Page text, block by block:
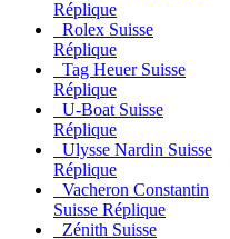
Réplique
Rolex Suisse
Réplique
Tag Heuer Suisse
Réplique
U-Boat Suisse
Réplique
Ulysse Nardin Suisse
Réplique
Vacheron Constantin
Suisse Réplique
Zénith Suisse